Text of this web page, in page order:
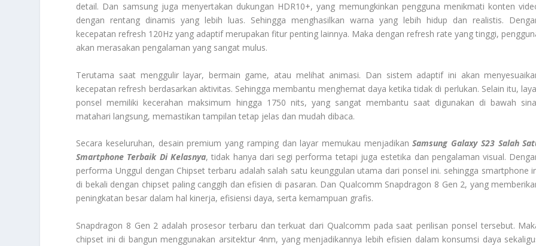
detail. Dan samsung juga menyertakan dukungan HDR10+, yang memungkinkan pengguna menikmati konten
dengan rentang dinamis yang lebih luas. Sehingga menghasilkan warna yang lebih hidup dan realistis.
kecepatan refresh 120Hz yang adaptif merupakan fitur penting lainnya. Maka dengan refresh rate yang tinggi,
akan merasakan pengalaman yang sangat mulus.
Terutama saat menggulir layar, bermain game, atau melihat animasi. Dan sistem adaptif ini akan
kecepatan refresh berdasarkan aktivitas. Sehingga membantu menghemat daya ketika tidak di perlukan. Selain itu,
ponsel memiliki kecerahan maksimum hingga 1750 nits, yang sangat membantu saat digunakan di bawah
matahari langsung, memastikan tampilan tetap jelas dan mudah dibaca.
Secara keseluruhan, desain premium yang ramping dan layar memukau menjadikanSamsung Galaxy S23 Salah
Smartphone Terbaik Di Kelasnya, tidak hanya dari segi performa tetapi juga estetika dan pengalaman visual.
performa Unggul dengan Chipset terbaru adalah salah satu keunggulan utama dari ponsel ini. sehingga smartphone
di bekali dengan chipset paling canggih dan efisien di pasaran. Dan Qualcomm Snapdragon 8 Gen 2, yang
peningkatan besar dalam hal kinerja, efisiensi daya, serta kemampuan grafis.
Snapdragon 8 Gen 2 adalah prosesor terbaru dan terkuat dari Qualcomm pada saat perilisan ponsel tersebut.
chipset ini di bangun menggunakan arsitektur 4nm, yang menjadikannya lebih efisien dalam konsumsi daya